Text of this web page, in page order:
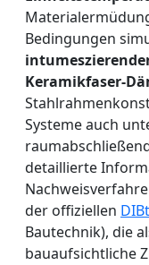
Bedingungen
Keramikfaser-
Systeme auch
detaillierte
der offiziellen
Bautechnik), die
bauaufsichtliche